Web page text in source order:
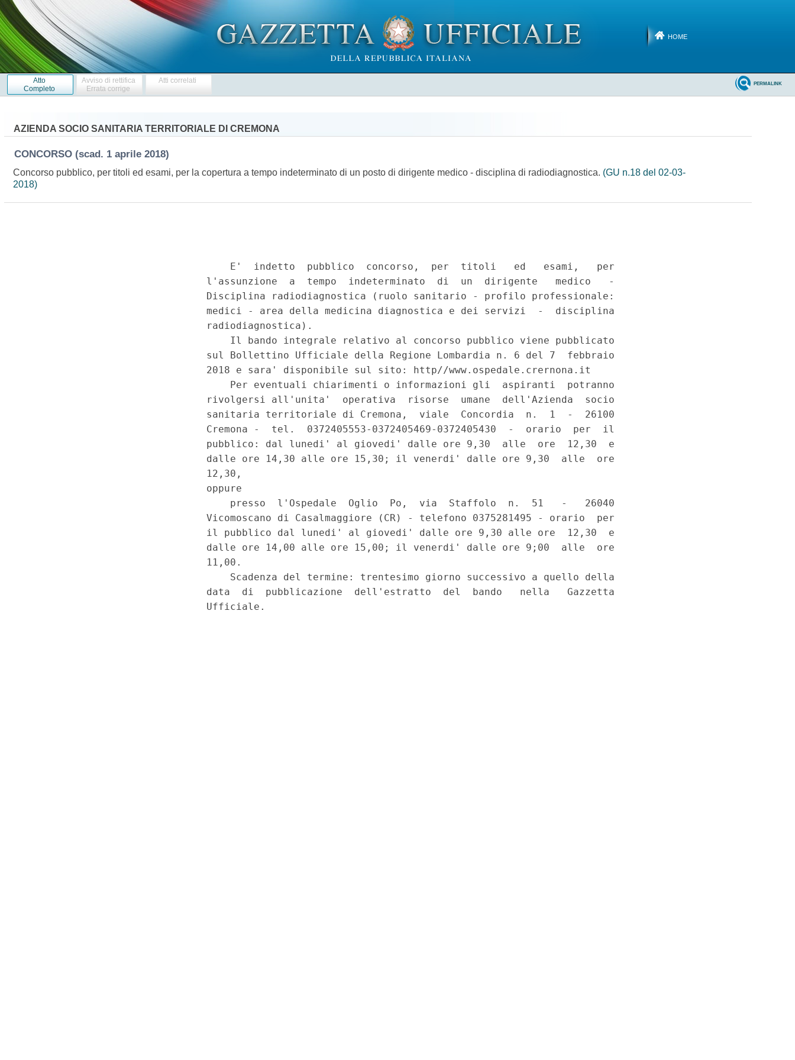
HOME
Atto
Completo
Avviso di rettifica
Errata corrige
Atti correlati PERMALINK
AZIENDA SOCIO SANITARIA TERRITORIALE DI CREMONA
CONCORSO (scad. 1 aprile 2018)
Concorso pubblico, per titoli ed esami, per la copertura a tempo indeterminato di un posto di dirigente medico - disciplina di radiodiagnostica. (GU n.18 del 02-03-
2018)